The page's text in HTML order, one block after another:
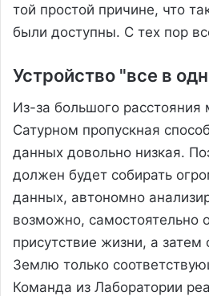
той простой причине, что
были доступны. С тех пор
Устройство "все в
Из-за большого
Сатурном пропускная
данных довольно низкая.
должен будет собирать
данных, автономно
возможно, самостоятельно
присутствие жизни, а затем
Землю только
Команда из Лаборатории